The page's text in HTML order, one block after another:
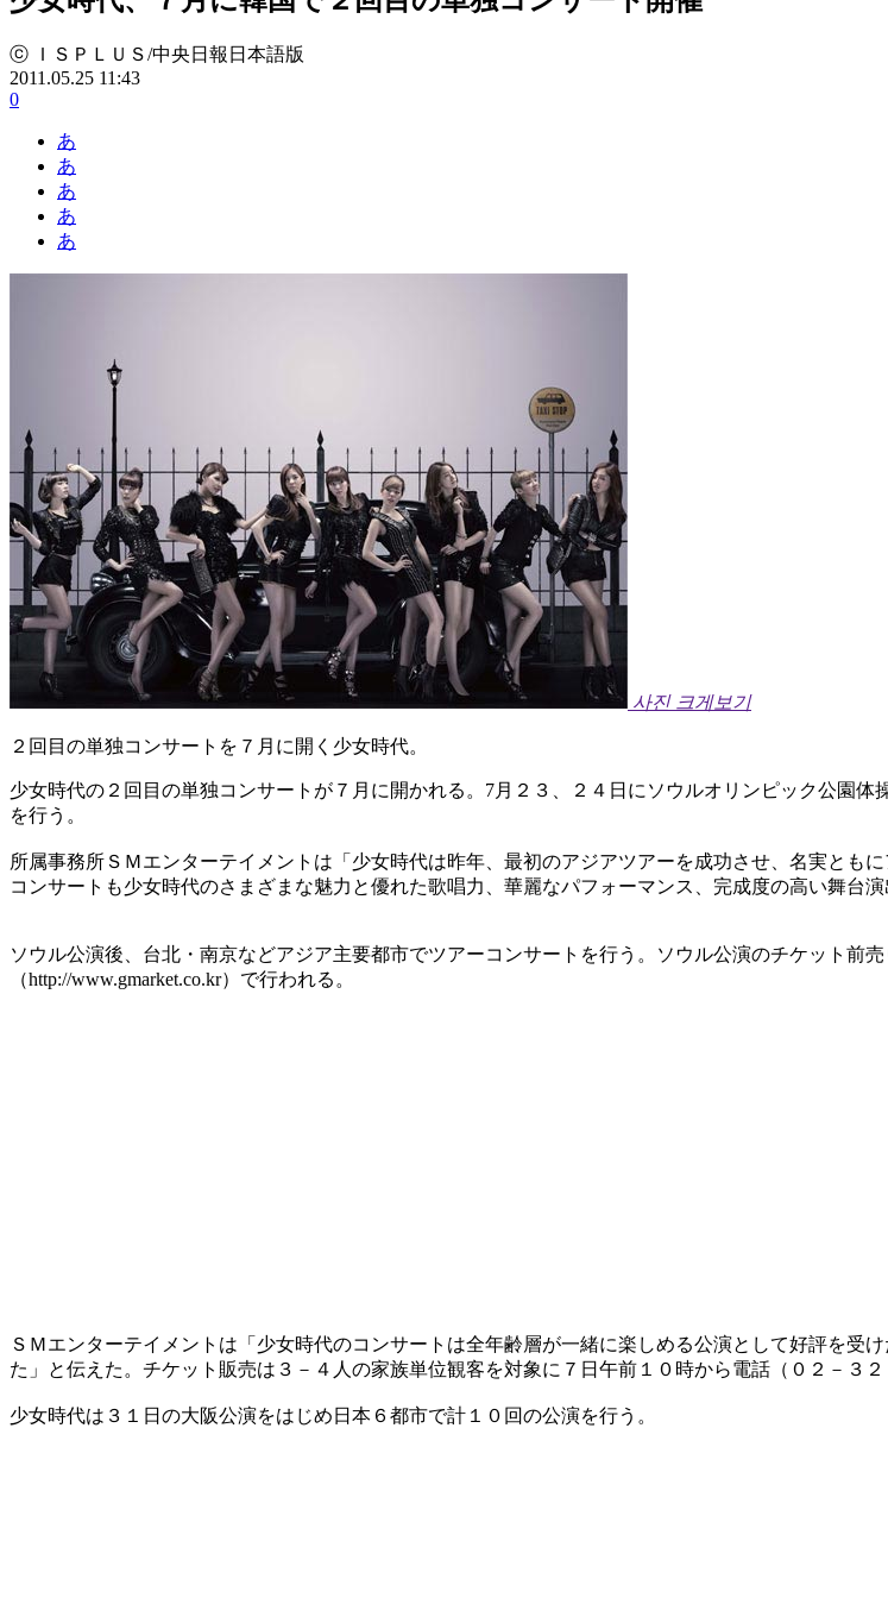
ⓒ ＩＳＰＬＵＳ/中央日報日本語版
2011.05.25 11:43
0
あ
あ
あ
あ
あ
사진 크게보기
２回目の単独コンサートを７月に開く少女時代。
少女時代の２回目の単独コンサートが７月に開かれる。7月２３、２４日にソウルオリンピック公園
を行う。
所属事務所ＳＭエンターテイメントは「少女時代は昨年、最初のアジアツアーを成功させ、名実とも
コンサートも少女時代のさまざまな魅力と優れた歌唱力、華麗なパフォーマンス、完成度の高い舞台
ソウル公演後、台北・南京などアジア主要都市でツアーコンサートを行う。ソウル公演のチケット前
（http://www.gmarket.co.kr）で行われる。
ＳＭエンターテイメントは「少女時代のコンサートは全年齢層が一緒に楽しめる公演として好評を受
た」と伝えた。チケット販売は３－４人の家族単位観客を対象に７日午前１０時から電話（０２－３
少女時代は３１日の大阪公演をはじめ日本６都市で計１０回の公演を行う。